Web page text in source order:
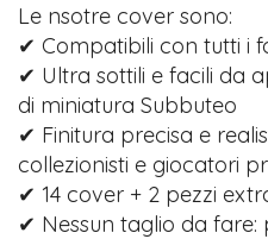
Le nsotre cover sono:
✔ Compatibili con tutti i
✔ Ultra sottili e facili da
di miniatura Subbuteo
✔ Finitura precisa e
collezionisti e giocatori
✔ 14 cover + 2 pezzi
✔ Nessun taglio da fare: